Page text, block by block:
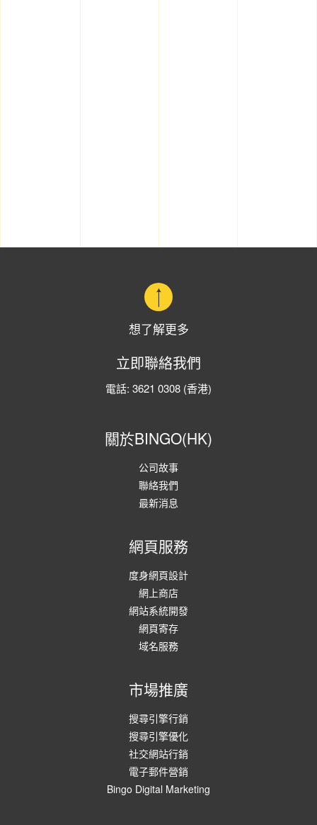
想了解更多
立即聯絡我們
電話: 3621 0308 (香港)
關於BINGO(HK)
公司故事
聯絡我們
最新消息
網頁服務
度身網頁設計
網上商店
網站系統開發
網頁寄存
域名服務
市場推廣
搜尋引擎行銷
搜尋引擎優化
社交網站行銷
電子郵件營銷
Bingo Digital Marketing